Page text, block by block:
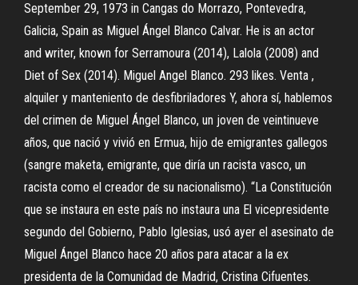
September 29, 1973 in Cangas do Morrazo, Pontevedra,
Galicia, Spain as Miguel Ángel Blanco Calvar. He is an actor
and writer, known for Serramoura (2014), Lalola (2008) and
Diet of Sex (2014). Miguel Angel Blanco. 293 likes. Venta ,
alquiler y manteniento de desfibriladores Y, ahora sí, hablemos
del crimen de Miguel Ángel Blanco, un joven de veintinueve
años, que nació y vivió en Ermua, hijo de emigrantes gallegos
(sangre maketa, emigrante, que diría un racista vasco, un
racista como el creador de su nacionalismo). “La Constitución
que se instaura en este país no instaura una El vicepresidente
segundo del Gobierno, Pablo Iglesias, usó ayer el asesinato de
Miguel Ángel Blanco hace 20 años para atacar a la ex
presidenta de la Comunidad de Madrid, Cristina Cifuentes.